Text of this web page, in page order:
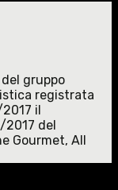
gruppo
registrata
il
2017 del
Gourmet, All